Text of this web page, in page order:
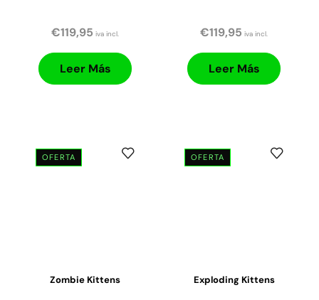
€119,95 iva incl.
Leer Más
€119,95 iva incl.
Leer Más
OFERTA
Zombie Kittens
OFERTA
Exploding Kittens